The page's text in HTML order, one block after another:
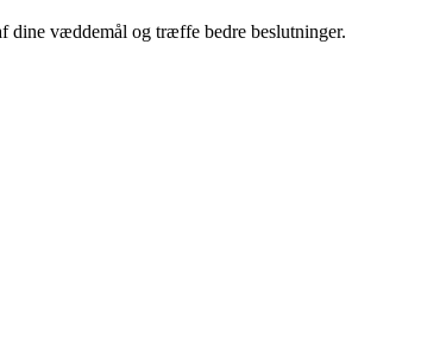
dine væddemål og træffe bedre beslutninger.